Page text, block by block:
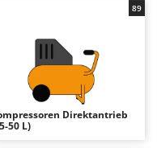
Traktoren
Direktantrieb
50 L)
89